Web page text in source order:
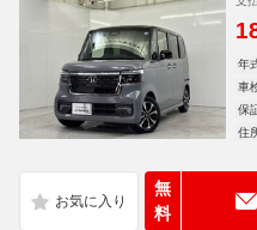
年
車
保
住
無
料